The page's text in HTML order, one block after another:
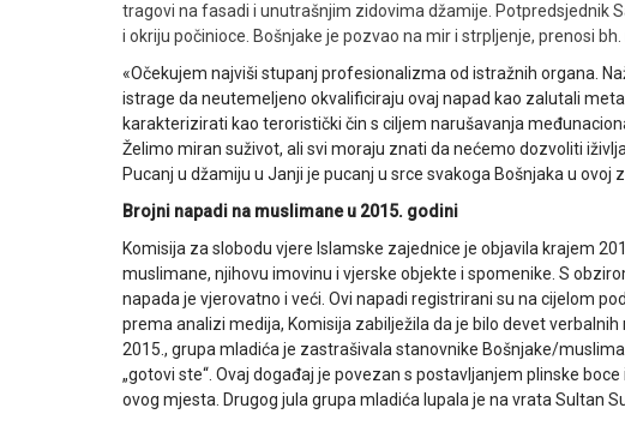
tragovi na fasadi i unutrašnjim zidovima džamije. Potpredsjednik
i okriju počinioce. Bošnjake je pozvao na mir i strpljenje, prenosi
«Očekujem najviši stupanj profesionalizma od istražnih organa.
istrage da neutemeljeno okvalificiraju ovaj napad kao zalutali
karakterizirati kao teroristički čin s ciljem narušavanja
Želimo miran suživot, ali svi moraju znati da nećemo dozvoliti
Pucanj u džamiju u Janji je pucanj u srce svakoga Bošnjaka u ovoj
Brojni napadi na muslimane u 2015. godini
Komisija za slobodu vjere Islamske zajednice je objavila krajem
muslimane, njihovu imovinu i vjerske objekte i spomenike. S
napada je vjerovatno i veći. Ovi napadi registrirani su na cijelom
prema analizi medija, Komisija zabilježila da je bilo devet
2015., grupa mladića je zastrašivala stanovnike Bošnjake/
„gotovi ste“. Ovaj događaj je povezan s postavljanjem plinske
ovog mjesta. Drugog jula grupa mladića lupala je na vrata Sultan